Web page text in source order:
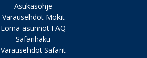
Asukasohje
Varausehdot Mökit
Loma-asunnot FAQ
Safarihaku
Varausehdot Safarit